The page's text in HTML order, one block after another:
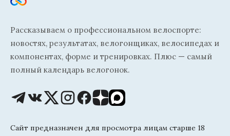
Рассказываем о профессиональном велоспорте:
новостях, результатах, велогонщиках, велосипедах и
компонентах, форме и тренировках. Плюс — самый
полный календарь велогонок.
Сайт предназначен для просмотра лицам старше 18